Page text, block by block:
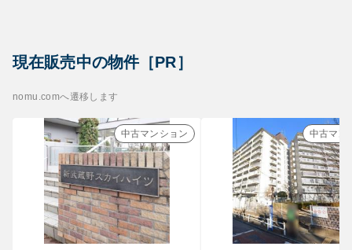
現在販売中の物件［PR］
nomu.comへ遷移します
中古マンション 中古マン